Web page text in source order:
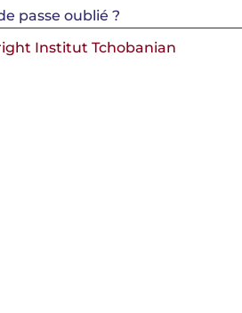
passe oublié ?
Institut Tchobanian